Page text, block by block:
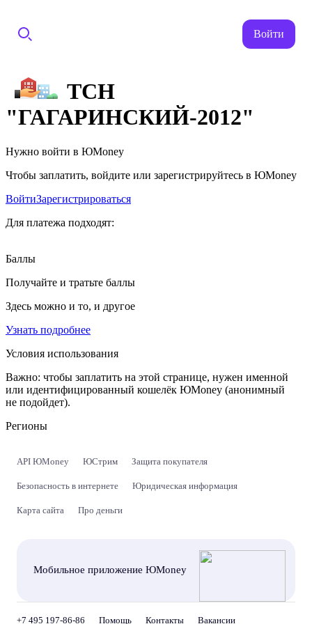
Войти
ТСН
"ГАГАРИНСКИЙ-2012"
Нужно войти в ЮMoney
Чтобы заплатить, войдите или зарегистрируйтесь в ЮMoney
ВойтиЗарегистрироваться
Для платежа подходят:
Баллы
Получайте и тратьте баллы
Здесь можно и то, и другое
Узнать подробнее
Условия использования
Важно: чтобы заплатить на этой странице, нужен именной
или идентифицированный кошелёк ЮMoney (анонимный
не подойдет).
Регионы
API ЮMoney ЮСтрим Защита покупателя
Безопасность в интернете Юридическая информация
Карта сайта Про деньги
Мобильное приложение ЮMoney
+7 495 197-86-86 Помощь Контакты Вакансии